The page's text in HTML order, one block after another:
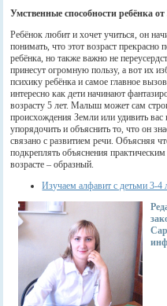
Умственные способности ребёнка от
Ребёнок любит и хочет учиться, он
понимать, что этот возраст прекрасно
ребёнка, но также важно не
принесут огромную пользу, а вот их
психику ребёнка и самое главное
интересно как дети начинают
возрасту 5 лет. Малыш может сам
происхождения Земли или удивить вас
упорядочить и объяснить то, что он
связано с развитием речи. Объясняя
подкреплять объяснения
возрасте – образный.
Изучаем алфавит с детьми 3-4